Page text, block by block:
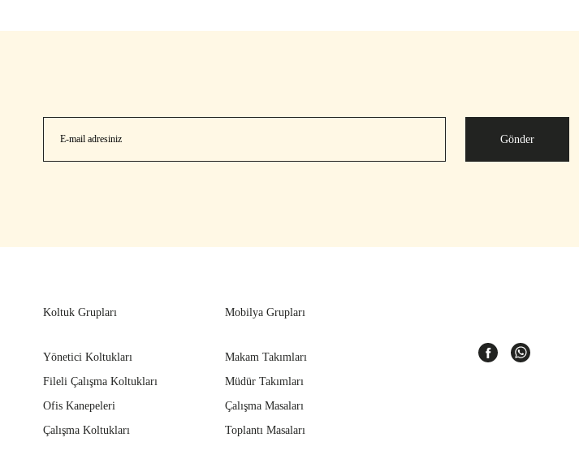
Gönder
Koltuk Grupları
Yönetici Koltukları
Fileli Çalışma Koltukları
Ofis Kanepeleri
Çalışma Koltukları
Mobilya Grupları
Makam Takımları
Müdür Takımları
Çalışma Masaları
Toplantı Masaları